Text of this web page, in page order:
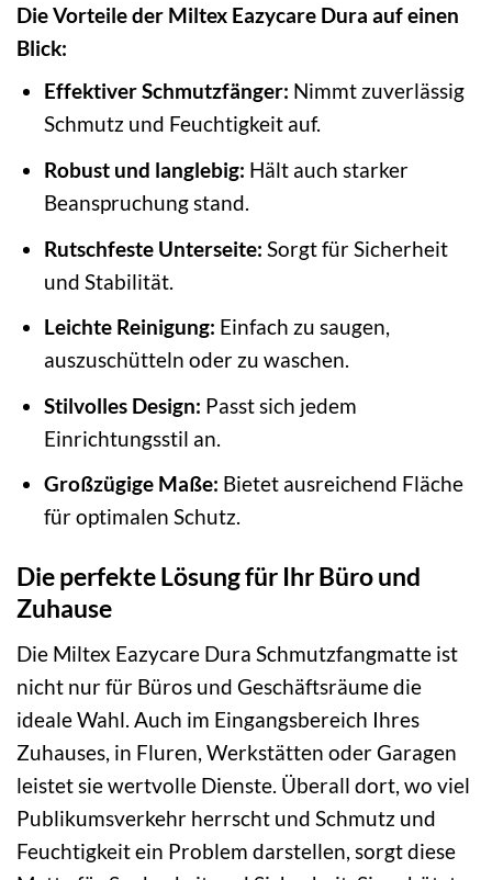
Die Vorteile der Miltex Eazycare Dura auf einen
Blick:
Effektiver Schmutzfänger: Nimmt zuverlässig
Schmutz und Feuchtigkeit auf.
Robust und langlebig: Hält auch starker
Beanspruchung stand.
Rutschfeste Unterseite: Sorgt für Sicherheit
und Stabilität.
Leichte Reinigung: Einfach zu saugen,
auszuschütteln oder zu waschen.
Stilvolles Design: Passt sich jedem
Einrichtungsstil an.
Großzügige Maße: Bietet ausreichend Fläche
für optimalen Schutz.
Die perfekte Lösung für Ihr Büro und
Zuhause
Die Miltex Eazycare Dura Schmutzfangmatte ist
nicht nur für Büros und Geschäftsräume die
ideale Wahl. Auch im Eingangsbereich Ihres
Zuhauses, in Fluren, Werkstätten oder Garagen
leistet sie wertvolle Dienste. Überall dort, wo viel
Publikumsverkehr herrscht und Schmutz und
Feuchtigkeit ein Problem darstellen, sorgt diese